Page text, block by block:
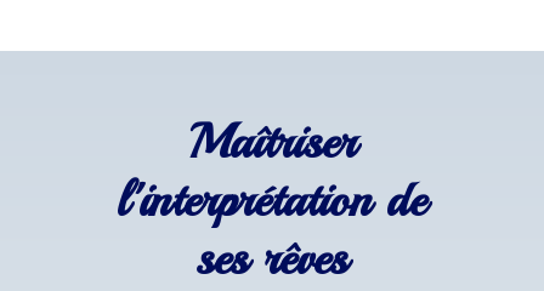
Maîtriser
l'interprétation de
ses rêves